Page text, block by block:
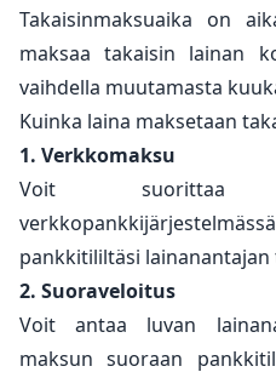
Takaisinmaksuaika on
maksaa takaisin lainan
vaihdella muutamasta
Kuinka laina maksetaan
1. Verkkomaksu
Voit suorittaa
pankkitililtäsi lainanantajan
2. Suoraveloitus
Voit antaa luvan
maksun suoraan